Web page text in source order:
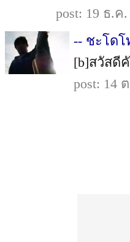
post: 19 ธ.ค
-- ชะโด
[b]สวัสดี
post: 14